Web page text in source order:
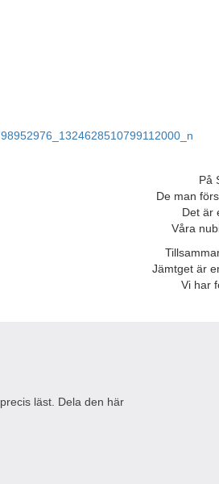
På
De man
Det är
Våra
Jämtget är
Vi har
läst. Dela den här